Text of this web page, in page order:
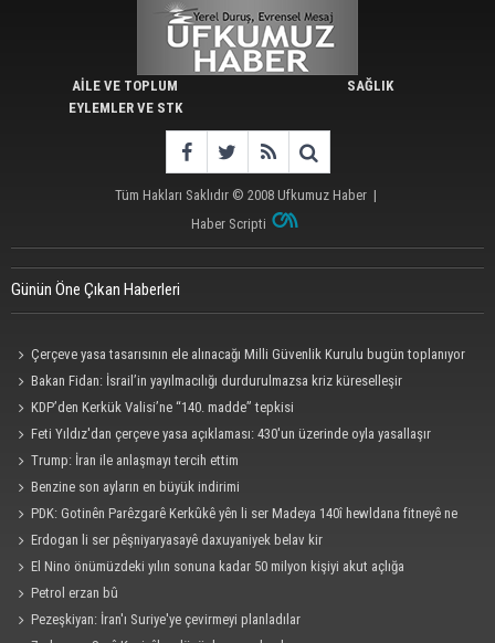
AİLE VE TOPLUM
EYLEMLER VE STK
SAĞLIK
Tüm Hakları Saklıdır © 2008 Ufkumuz Haber |
Haber Scripti
Günün Öne Çıkan Haberleri
Çerçeve yasa tasarısının ele alınacağı Milli Güvenlik Kurulu bugün toplanıyor
Bakan Fidan: İsrail’in yayılmacılığı durdurulmazsa kriz küreselleşir
KDP’den Kerkük Valisi’ne “140. madde” tepkisi
Feti Yıldız'dan çerçeve yasa açıklaması: 430'un üzerinde oyla yasallaşır
Trump: İran ile anlaşmayı tercih ettim
Benzine son ayların en büyük indirimi
PDK: Gotinên Parêzgarê Kerkûkê yên li ser Madeya 140î hewldana fitneyê ne
Erdogan li ser pêşniyaryasayê daxuyaniyek belav kir
El Nino önümüzdeki yılın sonuna kadar 50 milyon kişiyi akut açlığa
sürükleyebilir
Petrol erzan bû
Pezeşkiyan: İran'ı Suriye'ye çevirmeyi planladılar